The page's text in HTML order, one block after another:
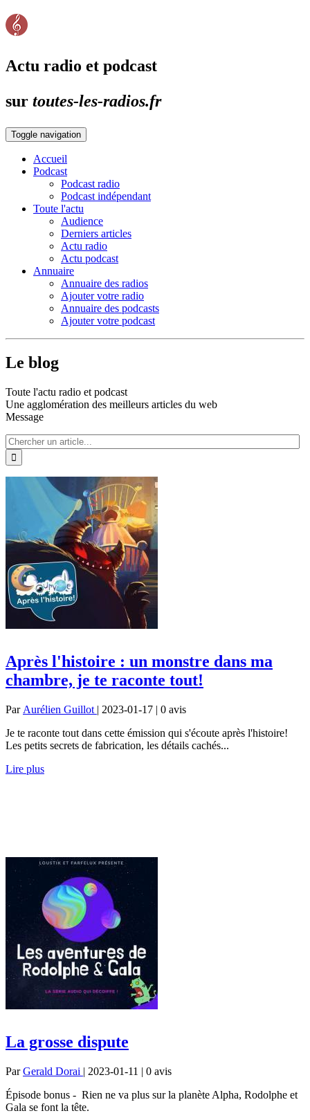
Actu radio et podcast
sur toutes-les-radios.fr
Toggle navigation
Accueil
Podcast
Podcast radio
Podcast indépendant
Toute l'actu
Audience
Derniers articles
Actu radio
Actu podcast
Annuaire
Annuaire des radios
Ajouter votre radio
Annuaire des podcasts
Ajouter votre podcast
Le blog
Toute l'actu radio et podcast
Une agglomération des meilleurs articles du web
Message
Après l'histoire : un monstre dans ma
chambre, je te raconte tout!
Par Aurélien Guillot | 2023-01-17 | 0 avis
Je te raconte tout dans cette émission qui s'écoute après l'histoire!
Les petits secrets de fabrication, les détails cachés...
Lire plus
La grosse dispute
ParGerald Dorai | 2023-01-11 | 0 avis
Épisode bonus - Rien ne va plus sur la planète Alpha, Rodolphe et
Gala se font la tête.